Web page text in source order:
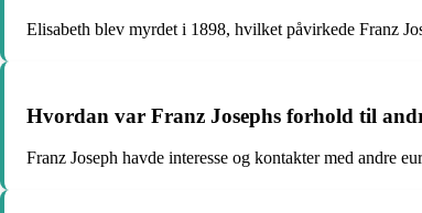
Elisabeth blev myrdet i 1898, hvilket påvirkede Franz
Hvordan var Franz Josephs forhold til
Franz Joseph havde interesse og kontakter med andre